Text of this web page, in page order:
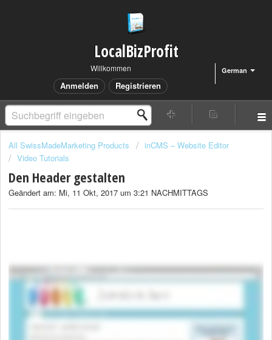
LocalBizProfit
German
Willkommen
Anmelden Registrieren
All SwissMadeMarketing Products
inCMS – Website Editor
Video Tutorials
Den Header gestalten
Geändert am: Mi, 11 Okt, 2017 um 3:21 NACHMITTAGS